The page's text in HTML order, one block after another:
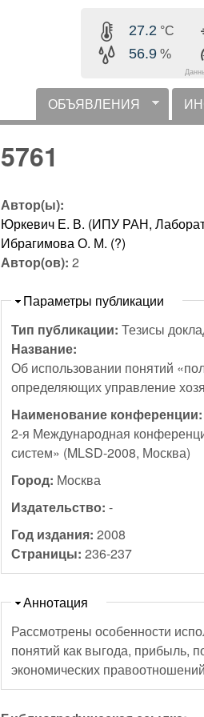
содержанию
27.2 °C
56.9 %
горизонтальное меню
ОБЪЯВЛЕНИЯ
5761
Автор(ы):
Юркевич Е. В. (ИПУ РАН,
Ибрагимова О. М. (?)
Автор(ов):2
Скрыть
Параметры публикации
Тип публикации:Тезисы
Название:
Об использовании понятий
определяющих управление
Наименование конференции:
2-я Международная
систем» (MLSD-2008, Москва)
Город: Москва
Издательство:-
Год издания:2008
Страницы:236-237
Скрыть
Аннотация
Рассмотрены особенности
понятий как выгода, прибыль,
экономических